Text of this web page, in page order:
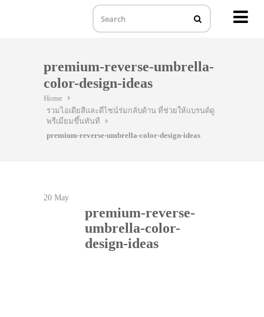
premium-reverse-umbrella-
color-design-ideas
Home
รวมไอเดียสีและดีไซน์ร่มกลับด้าน ที่ช่วยให้แบรนด์ดู
พรีเมี่ยมขึ้นทันที
premium-reverse-umbrella-color-design-ideas
20 May
premium-reverse-
umbrella-color-
design-ideas